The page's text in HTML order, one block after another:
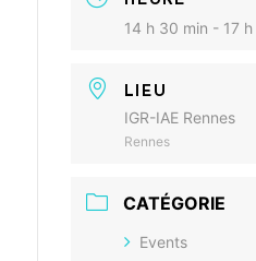
14 h 30 min - 17
LIEU
IGR-IAE Rennes
Rennes
CATÉGORIE
Events